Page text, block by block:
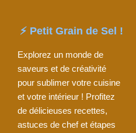
⚡ Petit Grain de Sel !
Explorez un monde de
saveurs et de créativité
pour sublimer votre cuisine
et votre intérieur ! Profitez
de délicieuses recettes,
astuces de chef et étapes